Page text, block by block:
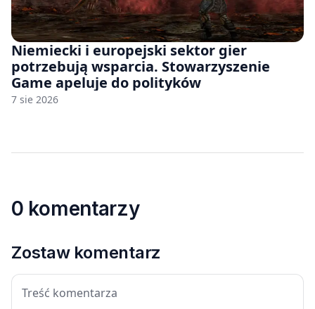
Niemiecki i europejski sektor gier
potrzebują wsparcia. Stowarzyszenie
Game apeluje do polityków
7 sie 2026
0 komentarzy
Zostaw komentarz